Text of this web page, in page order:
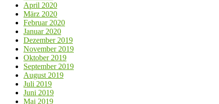
April 2020
März 2020
Februar 2020
Januar 2020
Dezember 2019
November 2019
Oktober 2019
September 2019
August 2019
Juli 2019
Juni 2019
Mai 2019